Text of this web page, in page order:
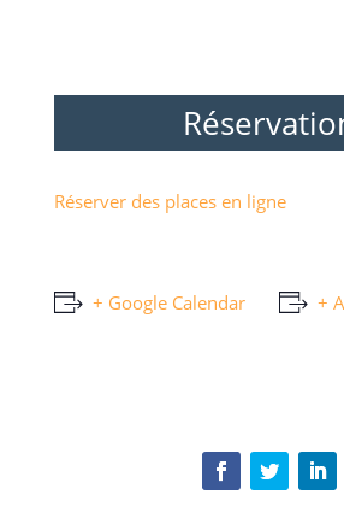
Réserver des places en ligne
+ Google Calendar +